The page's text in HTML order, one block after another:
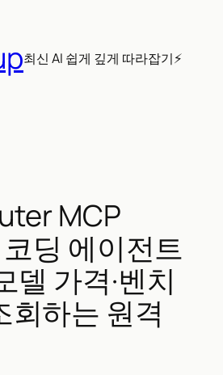
최신 AI 쉽게 깊게 따라잡기⚡
MCP
딩 에이전트
델 가격·벤치
회하는 원격